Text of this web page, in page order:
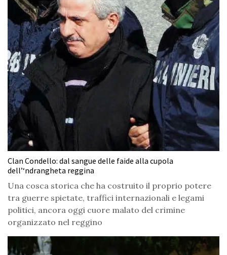
Clan Condello: dal sangue delle faide alla cupola
dell’‘ndrangheta reggina
Una cosca storica che ha costruito il proprio potere
tra guerre spietate, traffici internazionali e legami
politici, ancora oggi cuore malato del crimine
organizzato nel reggino